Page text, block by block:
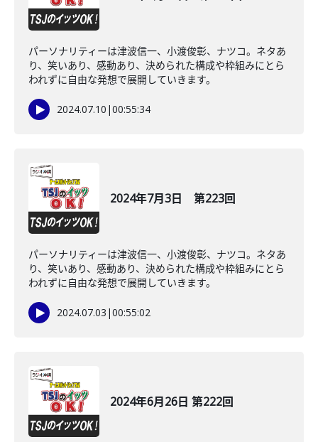
パーソナリティーは津波信一、小渡俊彰、ナツコ。ネタあ
り、笑いあり、感動あり、決められた構成や枠組みにとら
われずに自由な発想で展開していきます。
2024.07.10 |00:55:34
2024年7月3日 第223回
パーソナリティーは津波信一、小渡俊彰、ナツコ。ネタあ
り、笑いあり、感動あり、決められた構成や枠組みにとら
われずに自由な発想で展開していきます。
2024.07.03 |00:55:02
2024年6月26日 第222回